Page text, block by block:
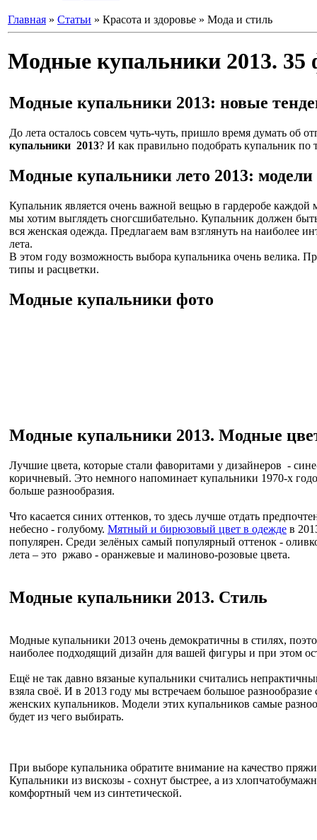
Главная » Статьи » Красота и здоровье » Мода и стиль
Модные купальники 2013. 35
Модные купальники 2013: новые
До лета осталось совсем чуть-чуть, пришло время думать об
купальники 2013? И как правильно подобрать купальник по
Модные купальники лето 2013: модели
Купальник является очень важной вещью в гардеробе
мы хотим выглядеть сногсшибательно. Купальник должен
вся женская одежда. Предлагаем вам взглянуть на наиболее
лета.
В этом году возможность выбора купальника очень велика.
типы и расцветки.
Модные купальники фото
Модные купальники 2013. Модные
Лучшие цвета, которые стали фаворитами у дизайнеров -
коричневый. Это немного напоминает купальники 1970-х
больше разнообразия.
Что касается синих оттенков, то здесь лучше отдать
небесно - голубому. Мятный и бирюзовый цвет в одежде в
популярен. Среди зелёных самый популярный оттенок -
лета – это ржаво - оранжевые и малиново-розовые цвета.
Модные купальники 2013. Стиль
Модные купальники 2013 очень демократичны в стилях,
наиболее подходящий дизайн для вашей фигуры и при этом
Ещё не так давно вязаные купальники считались
взяла своё. И в 2013 году мы встречаем большое
женских купальников. Модели этих купальников самые
будет из чего выбирать.
При выборе купальника обратите внимание на качество
Купальники из вискозы - сохнут быстрее, а из
комфортный чем из синтетической.